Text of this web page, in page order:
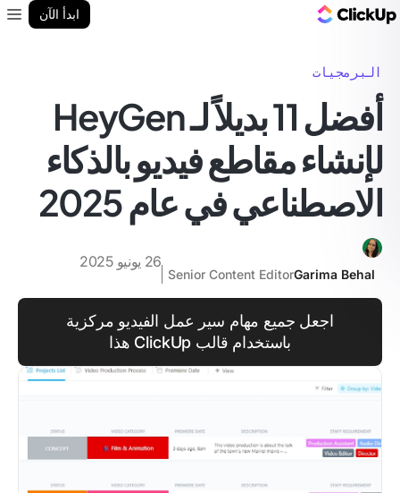
ابدأ الآن
البرمجيات
أفضل 11 بديلاً لـ HeyGen
لإنشاء مقاطع فيديو بالذكاء
الاصطناعي في عام 2025
Garima Behal
Senior Content Editor
26 يونيو 2025
اجعل جميع مهام سير عمل الفيديو مركزية
باستخدام قالب ClickUp هذا